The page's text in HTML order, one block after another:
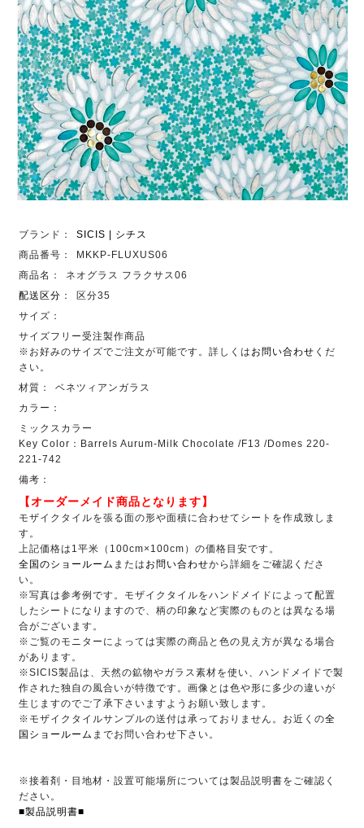
ブランド：
SICIS | シチス
商品番号：
MKKP-FLUXUS06
商品名：
ネオグラス フラクサス06
配送区分 ：
区分35
サイズ：
サイズフリー受注製作商品
※お好みのサイズでご注文が可能です。詳しくは お問い合わせ くだ
さい。
材質：
ベネツィアンガラス
カラー：
ミックスカラー
Key Color：Barrels Aurum-Milk Chocolate /F13 /Domes 220-
221-742
備考：
【オーダーメイド商品となります】
モザイクタイルを張る面の形や面積に合わせてシートを作成致しま
す。
上記価格は1平米（100cm×100cm）の価格目安です。
全国のショールーム または お問い合わせから詳細をご確認くださ
い。
※写真は参考例です。モザイクタイルをハンドメイドによって配置
したシートになりますので、柄の印象など実際のものとは異なる場
合がございます。
※ご覧のモニターによっては実際の商品と色の見え方が異なる場合
があります。
※SICIS製品は、天然の鉱物やガラス素材を使い、ハンドメイドで製
作された独自の風合いが特徴です。画像とは色や形に多少の違いが
生じますのでご了承下さいますようお願い致します。
※モザイクタイルサンプルの送付は承っておりません。お近くの全
国ショールーム までお問い合わせ下さい。
※接着剤・目地材・設置可能場所については製品説明書をご確認く
ださい。
■製品説明書■